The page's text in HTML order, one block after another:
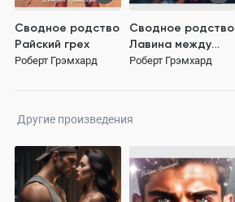
Сводное родство
Райский грех
Роберт Грэмхард
Сводное родство
Лавина между
нами
Роберт Грэмхард
Другие произведения